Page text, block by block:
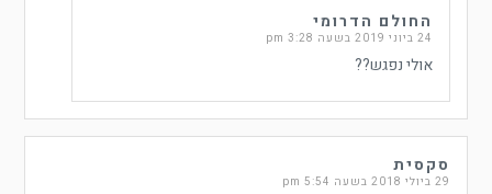
החולם הדרומי
24 ביוני 2019 בשעה 3:28 pm
אולי נפגש??
סקסית
29 ביולי 2018 בשעה 5:54 pm